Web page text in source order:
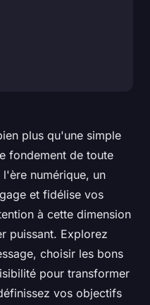
plus qu'une simple
fondement de toute
numérique, un
et fidélise vos
à cette dimension
puissant. Explorez
choisir les bons
pour transformer
vos objectifs